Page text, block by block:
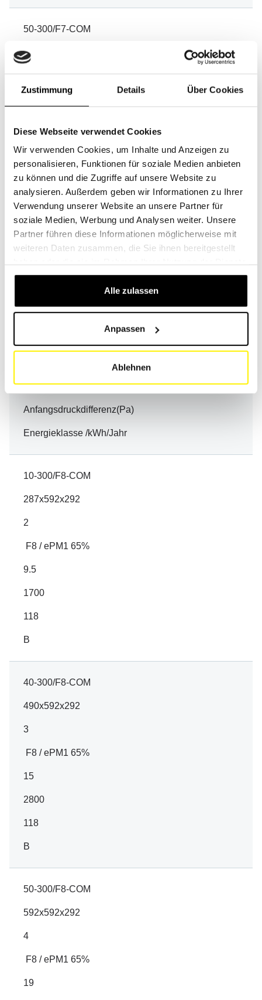
Zustimmung Details Über Cookies
Diese Webseite verwendet Cookies
Wir verwenden Cookies, um Inhalte und Anzeigen zu
personalisieren, Funktionen für soziale Medien anbieten
zu können und die Zugriffe auf unsere Website zu
analysieren. Außerdem geben wir Informationen zu Ihrer
Verwendung unserer Website an unsere Partner für
soziale Medien, Werbung und Analysen weiter. Unsere
Partner führen diese Informationen möglicherweise mit
weiteren Daten zusammen, die Sie ihnen bereitgestellt
gesammelt haben.
Alle zulassen
Anpassen
Ablehnen
50-300/F7-COM
592x592x292
4
3400
91
C / 1296 kWh
Abmessungen(mm)
AnzahlV
Volumenstrom(m³/h)
Anfangsdruckdifferenz(Pa)
Energieklasse /kWh/Jahr
10-300/F8-COM
287x592x292
2
F8 / ePM1 65%
9.5
1700
118
B
40-300/F8-COM
490x592x292
3
F8 / ePM1 65%
15
2800
118
B
50-300/F8-COM
592x592x292
4
F8 / ePM1 65%
19